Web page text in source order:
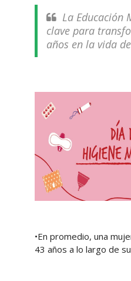
La Educación
clave para
años en la vida
•En promedio, una
43 años a lo largo de